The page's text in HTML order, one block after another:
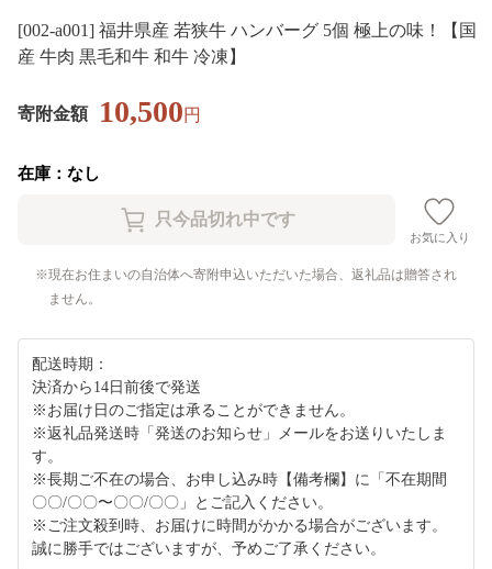
[002-a001] 福井県産 若狭牛 ハンバーグ 5個 極上の味！【国
産 牛肉 黒毛和牛 和牛 冷凍】
寄附金額 10,500円
在庫：なし
お気に入り
現在お住まいの自治体へ寄附申込いただいた場合、返礼品は贈答され
ません。
配送時期：
決済から14日前後で発送
※お届け日のご指定は承ることができません。
※返礼品発送時「発送のお知らせ」メールをお送りいたしま
す。
※長期ご不在の場合、お申し込み時【備考欄】に「不在期間
〇〇/〇〇〜〇〇/〇〇」とご記入ください。
※ご注文殺到時、お届けに時間がかかる場合がございます。
誠に勝手ではございますが、予めご了承ください。